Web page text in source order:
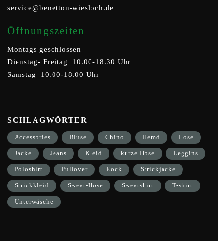
service@benetton-wiesloch.de
Öffnungszeiten
Montags geschlossen
Dienstag- Freitag 10.00-18.30 Uhr
Samstag 10:00-18:00 Uhr
SCHLAGWÖRTER
Accessories Bluse Chino Hemd Hose
Jacke Jeans Kleid kurze Hose Leggins
Poloshirt Pullover Rock Strickjacke
Strickkleid Sweat-Hose Sweatshirt T-shirt
Unterwäsche